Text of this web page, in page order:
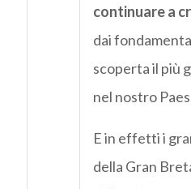
continuare a
dai
scoperta il più
nel nostro
E in effetti i
della Gran